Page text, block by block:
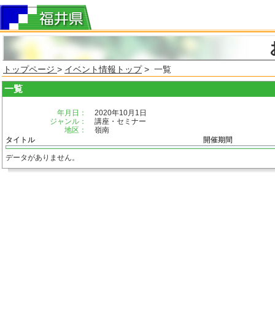
トップページ > イベント情報トップ> 一覧
一覧
年月日：
2020年10月1日
ジャンル：
講座・セミナー
地区：
嶺南
タイトル
開催期間
データがありません。